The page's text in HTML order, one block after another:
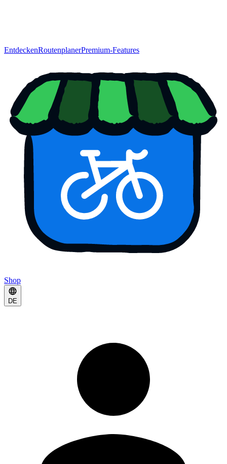
EntdeckenRoutenplanerPremium-Features
Shop
DE